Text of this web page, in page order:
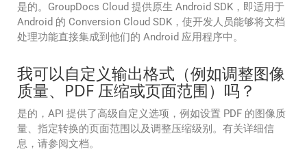
是的。GroupDocs Cloud 提供原生 Android SDK，即适用于
Android 的 Conversion Cloud SDK，使开发人员能够将文档
处理功能直接集成到他们的 Android 应用程序中。
我可以自定义输出格式（例如调整图像
质量、PDF 压缩或页面范围）吗？
是的，API 提供了高级自定义选项，例如设置 PDF 的图像质
量、指定转换的页面范围以及调整压缩级别。有关详细信
息，请参阅文档。